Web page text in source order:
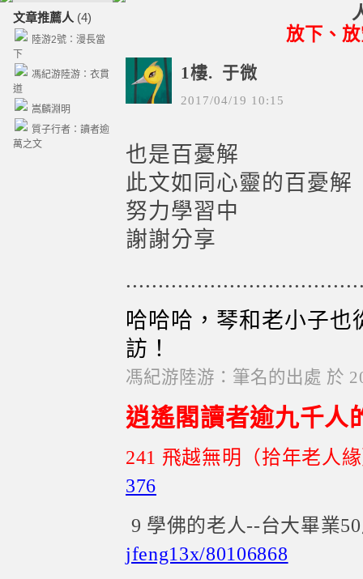
文章推薦人 (4)
陸游2號：漫長當
下
馮紀游陸游：衣貫
道
嵩麟淵明
質子行者：讀者逾
萬之文
放下、
1樓. 于微
2017/04/19 10:15
也是百憂解
此文如同心靈的百憂解
努力學習中
謝謝分享
哈哈哈，琴和老小子
訪！
馮紀游陸游：筆名的出處 於
逍遙閣讀者逾九千人
241 飛越無明（拾年老人
376
9 學佛的老人--台大畢業50
jfeng13x/80106868